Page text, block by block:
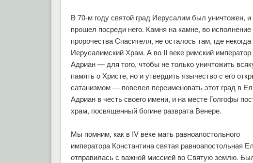
В 70-м году святой град Иерусалим был уничтожен, и
прошел посреди него. Камня на камне, во исполнение
пророчества Спасителя, не осталось там, где
Иерусалимский Храм. А во II веке римский император
Адриан — для того, чтобы не только уничтожить
память о Христе, но и утвердить язычество с его
сатанизмом — повелел переименовать этот град в
Адриан в честь своего имени, и на месте Голгофы
храм, посвященный богине разврата Венере.
Мы помним, как в IV веке мать равноапостольного
императора Константина святая равноапостольная
отправилась с важной миссией во Святую землю.